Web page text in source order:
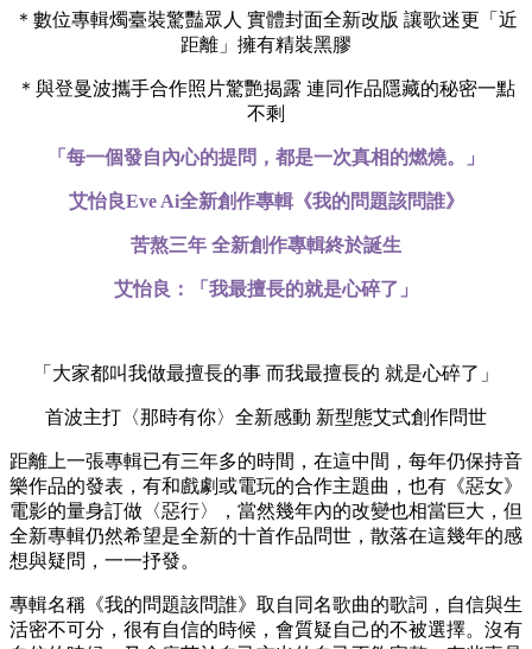
＊數位專輯燭臺裝驚豔眾人 實體封面全新改版 讓歌迷更「近
距離」擁有精裝黑膠
＊與登曼波攜手合作照片驚艷揭露 連同作品隱藏的秘密一點
不剩
「每一個發自內心的提問，都是一次真相的燃燒。」
艾怡良Eve Ai全新創作專輯《我的問題該問誰》
苦熬三年 全新創作專輯終於誕生
艾怡良：「我最擅長的就是心碎了」
「大家都叫我做最擅長的事 而我最擅長的 就是心碎了」
首波主打〈那時有你〉全新感動 新型態艾式創作問世
距離上一張專輯已有三年多的時間，在這中間，每年仍保持音
樂作品的發表，有和戲劇或電玩的合作主題曲，也有《惡女》
電影的量身訂做〈惡行〉，當然幾年內的改變也相當巨大，但
全新專輯仍然希望是全新的十首作品問世，散落在這幾年的感
想與疑問，一一抒發。
專輯名稱《我的問題該問誰》取自同名歌曲的歌詞，自信與生
活密不可分，很有自信的時候，會質疑自己的不被選擇。沒有